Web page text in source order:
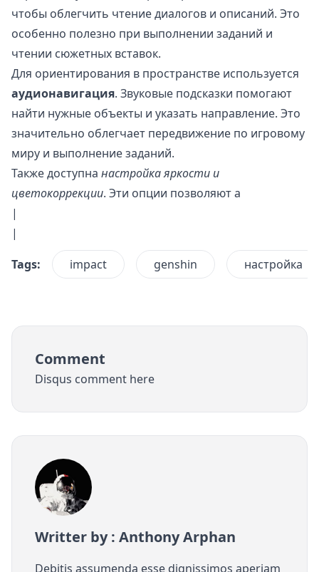
чтобы облегчить чтение диалогов и описаний. Это
особенно полезно при выполнении заданий и
чтении сюжетных вставок.
Для ориентирования в пространстве используется
аудионавигация. Звуковые подсказки помогают
найти нужные объекты и указать направление. Это
значительно облегчает передвижение по игровому
миру и выполнение заданий.
Также доступна настройка яркости и
цветокоррекции. Эти опции позволяют а
|
|
Tags:
impact genshin настройка
Comment
Disqus comment here
Writter by : Anthony Arphan
Debitis assumenda esse dignissimos aperiam